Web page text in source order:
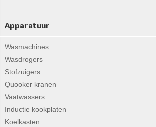
Apparatuur
Wasmachines
Wasdrogers
Stofzuigers
Quooker kranen
Vaatwassers
Inductie kookplaten
Koelkasten